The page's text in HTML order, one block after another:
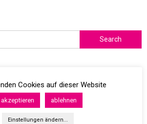
Cookies auf dieser Website
akzeptieren ablehnen
Einstellungen ändern...